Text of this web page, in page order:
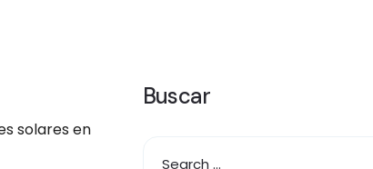
Buscar